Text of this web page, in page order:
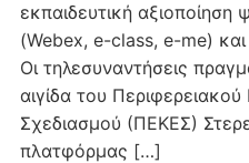
εκπαιδευτική
(Webex, e-class, e-me) και
Oι τηλεσυναντήσεις
αιγίδα του
Σχεδιασμού (ΠΕΚΕΣ)
πλατφόρμας […]